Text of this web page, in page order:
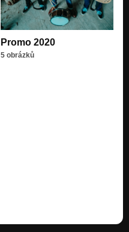
Promo 2020
5 obrázků